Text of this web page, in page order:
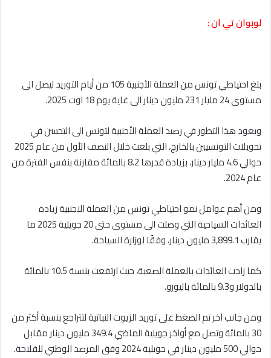
لوبوان تي ان :
بلغ احتياطي تونس من العملة الأجنبية 105 من أيام التوريد ليصل الى
مستوى 24 مليار 231 مليون دينار الى غاية يوم 18 اوت 2025.
ويعود هذا التطور في رصيد العملة الأجنبية لتونس الى التحسن في
تحويلات التونسيين بالخارج، التي بلغت خلال النصف الأول من عام 2025
حوالي 4.6 مليار دينار، بزيادة قدرها 8.2 بالمائة مقارنة بنفس الفترة من
عام 2024.
ومن أهم عوامل نمو احتياطي تونس من العملة الاجنبية زيادة
العائدات السياحية التي وصلت الى مستوى حتى 20 جويلية 2025 ما
يقارب 3,899.1 مليون دينار، وفقًا لوزارة السياحة.
كما زادت العائدات بالعملة الصعبة، حيث ارتفعت بنسبة 10.5 بالمائة
بالدولار و9.3 بالمائة باليورو.
ومن جانب آخر تم الضغط على توريد الزيوت النباتية لتتراجع بنسبة أكثر من
30 بالمائة وتصل مع أواخر جويلية الماضي 349.4 مليون دينار مقابل
حوالي 500 مليون دينار في جويلية 2024 وفق المرصد الوطني للفلاحة.